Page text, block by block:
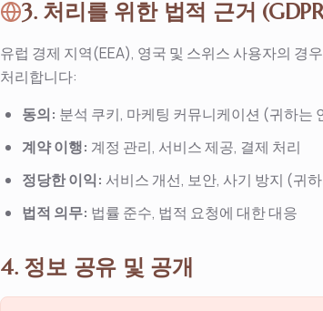
3. 처리를 위한 법적 근거
유럽 경제 지역(EEA), 영국 및 스위스 사용자의 경
처리합니다:
동의: 분석 쿠키, 마케팅 커뮤니케이션 (귀하는
계약 이행: 계정 관리, 서비스 제공, 결제 처리
정당한 이익: 서비스 개선, 보안, 사기 방지 (귀
법적 의무: 법률 준수, 법적 요청에 대한 대응
4. 정보 공유 및 공개